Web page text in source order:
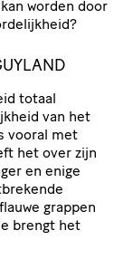
worden door
totaal
van het
vooral met
het over zijn
en enige
grappen
brengt het